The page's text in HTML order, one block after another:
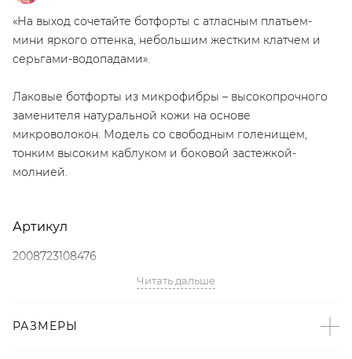
«На выход сочетайте ботфорты с атласным платьем-
мини яркого оттенка, небольшим жестким клатчем и
серьгами-водопадами».
Лаковые ботфорты из микрофибры – высокопрочного
заменителя натуральной кожи на основе
микроволокон. Модель со свободным голенищем,
тонким высоким каблуком и боковой застежкой-
молнией.
Артикул
2008723108476
– Дизайн: Санкт-Петербург, Россия;
Читать дальше
РАЗМЕРЫ